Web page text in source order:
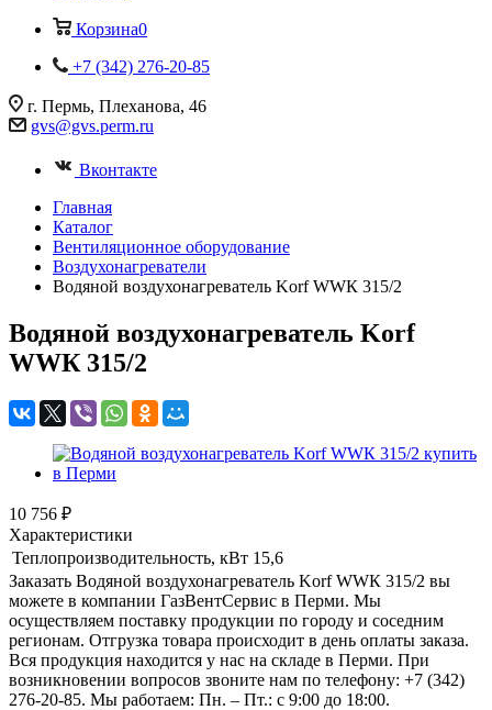
Корзина0
+7 (342) 276-20-85
г. Пермь, Плеханова, 46
gvs@gvs.perm.ru
Вконтакте
Главная
Каталог
Вентиляционное оборудование
Воздухонагреватели
Водяной воздухонагреватель Korf WWК 315/2
Водяной воздухонагреватель Korf
WWК 315/2
10 756 ₽
Характеристики
Теплопроизводительность, кВт 15,6
Заказать Водяной воздухонагреватель Korf WWК 315/2 вы
можете в компании ГазВентСервис в Перми. Мы
осуществляем поставку продукции по городу и соседним
регионам. Отгрузка товара происходит в день оплаты заказа.
Вся продукция находится у нас на складе в Перми. При
возникновении вопросов звоните нам по телефону: +7 (342)
276-20-85. Мы работаем: Пн. – Пт.: с 9:00 до 18:00.